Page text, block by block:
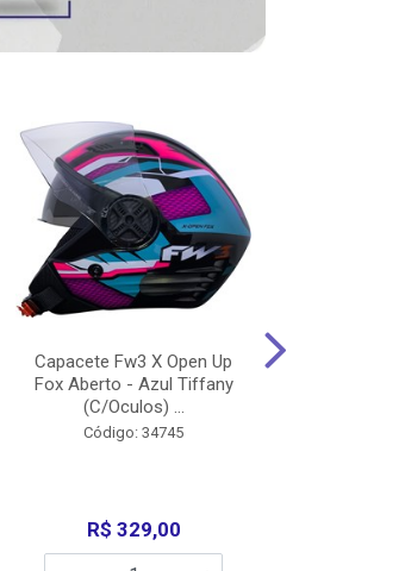
Capacete Fw3 X Open Up
Fox Aberto - Azul Tiffany
(C/Oculos) ...
Código: 34745
R$ 329,00